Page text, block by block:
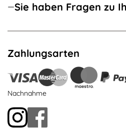
Sie haben Fragen zu
Zahlungsarten
Nachnahme